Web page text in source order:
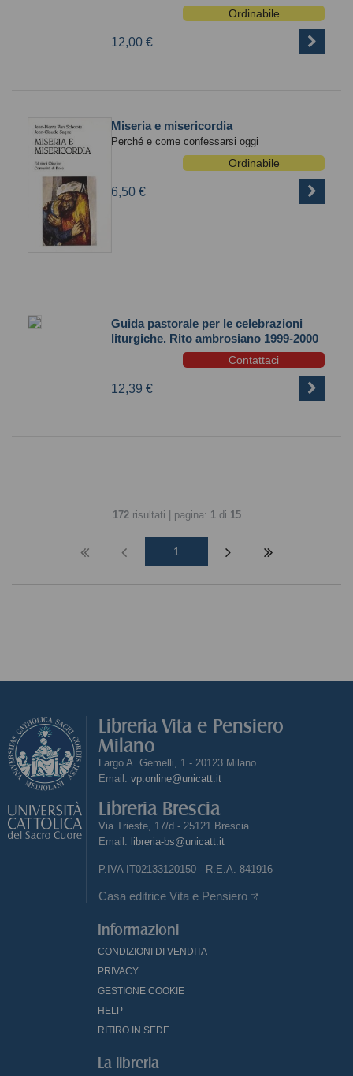
Ordinabile
12,00 €
Miseria e misericordia
Perché e come confessarsi oggi
Ordinabile
6,50 €
Guida pastorale per le celebrazioni
liturgiche. Rito ambrosiano 1999-2000
Contattaci
12,39 €
172risultati | pagina: 1di 15
1
Libreria Vita e Pensiero
Milano
Largo A. Gemelli, 1 - 20123 Milano
Email: vp.online@unicatt.it
Libreria Brescia
Via Trieste, 17/d - 25121 Brescia
Email: libreria-bs@unicatt.it
P.IVA IT02133120150 - R.E.A. 841916
Casa editrice Vita e Pensiero
Informazioni
CONDIZIONI DI VENDITA
PRIVACY
GESTIONE COOKIE
HELP
RITIRO IN SEDE
La libreria